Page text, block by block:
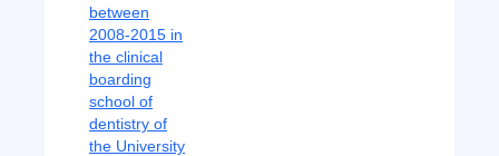
between
2008-2015 in
the clinical
boarding
school of
dentistry of
the University